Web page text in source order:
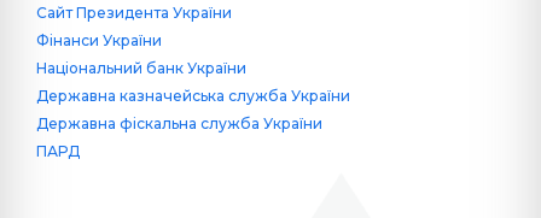
Сайт Президента України
Фінанси України
Національний банк України
Державна казначейська служба України
Державна фіскальна служба України
ПАРД